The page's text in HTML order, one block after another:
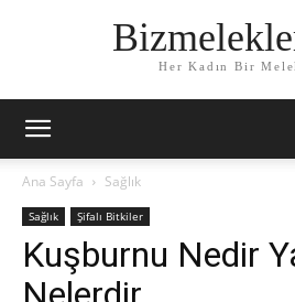
Her Kadın Bir
Ana Sayfa Sağlık
Sağlık Şifalı Bitkiler
Kuşburnu Nedir